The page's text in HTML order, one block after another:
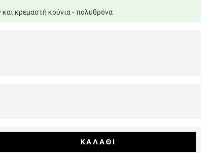
κρεμαστή κούνια - πολυθρόνα
ΚΑΛΆΘΙ